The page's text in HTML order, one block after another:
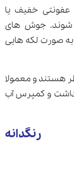
خفیف یا
شوند. جوش های
صورت لکه هایی
هستند و معمولا
و کمپرس آب